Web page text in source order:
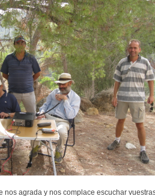
nos agrada y nos complace escuchar